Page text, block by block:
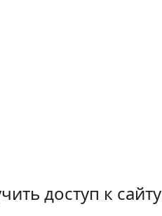
доступ к сайту